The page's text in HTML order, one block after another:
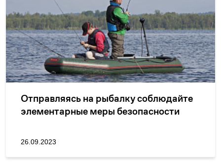
Отправляясь на рыбалку соблюдайте
элементарные меры безопасности
26.09.2023